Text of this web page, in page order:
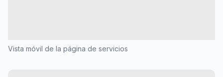
Vista móvil de la página de servicios